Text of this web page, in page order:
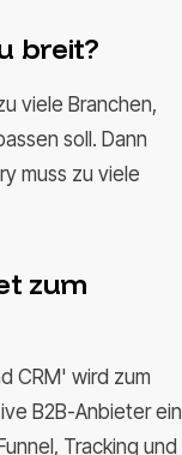
breit?
viele Branchen,
soll. Dann
muss zu viele
zum
CRM' wird zum
B2B-Anbieter ein
Tracking und